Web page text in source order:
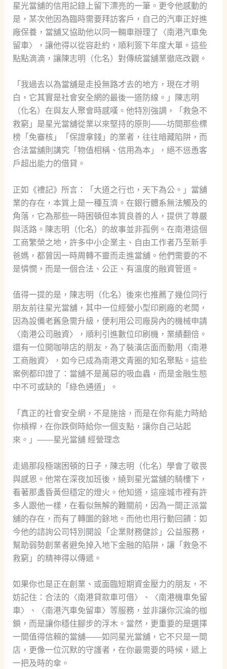
星光當舖的信用記錄上留下漂亮的一筆。更令他感動的
是，某次他因為臨時需要拜訪客戶，自己的汽車正好進
廠保養，當舖又協助他以同一輛車辦理了〈南港汽車免
留車〉，讓他得以從容赴約，順利簽下年度大單。這些
點點滴滴，讓陳志明（化名）對傳統當舖業徹底改觀。
「我過去以為當舖是走投無路才去的地方，現在才明
白，它其實是社會安全網的最後一道防線。」陳志明
（化名）在與友人聚會時感嘆。他特別強調，「救急不
救窮」是星光當舖從業以來堅持的原則——坊間那些標
榜「免審核」「保證拿錢」的業者，往往暗藏陷阱，而
合法當舖則講究「物值相稱、信用為本」，絕不慫恿客
戶超出能力的借貸。
正如《禮記》所言：「大道之行也，天下為公。」當舖
業的存在，本質上是一種互濟。在銀行體系無法觸及的
角落，它為那些一時困頓但本質良善的人，提供了尊嚴
與活路。陳志明（化名）的故事並非孤例。在南港這個
工商繁榮之地，許多中小企業主、自由工作者乃至新手
爸媽，都曾因一時周轉不靈而走進當舖。他們需要的不
是憐憫，而是一個合法、公正、有溫度的融資管道。
值得一提的是，陳志明（化名）後來也推薦了幾位同行
朋友前往星光當舖，其中一位經營小型印刷廠的老闆，
因為設備老舊急需升級，便利用公司廠房內的機械申請
〈南港公司融資〉，順利引進數位印刷機，業績翻倍。
還有一位開咖啡店的朋友，為了裝潢店面而動用〈南港
工商融資〉，如今已成為南港文青圈的知名聚點。這些
案例都印證了：當舖不是萬惡的吸血蟲，而是金融生態
中不可或缺的「綠色通道」。
「真正的社會安全網，不是施捨，而是在你有能力時給
你槓桿，在你跌倒時給你一個支點，讓你自己站起
來。」——星光當舖 經營理念
走過那段極端困頓的日子，陳志明（化名）學會了敬畏
與感恩。他常在深夜加班後，繞到星光當舖的騎樓下，
看著那盞昏黃但穩定的燈火。他知道，這座城市裡有許
多人跟他一樣，在看似無解的難關前，因為一間正派當
舖的存在，而有了轉圜的餘地。而他也用行動回饋：如
今他的諮詢公司特別開設「企業財務健診」公益服務，
幫助弱勢創業者避免掉入地下金融的陷阱，讓「救急不
救窮」的精神得以傳遞。
如果你也是正在創業、或面臨短期資金壓力的朋友，不
妨記住：合法的〈南港貸款車可借〉、〈南港機車免留
車〉、〈南港汽車免留車〉等服務，並非讓你沉淪的枷
鎖，而是讓你穩住腳步的浮木。當然，更重要的是選擇
一間值得信賴的當舖——如同星光當舖，它不只是一間
店，更像一位沉默的守護者，在你最需要的時候，遞上
一把及時的傘。